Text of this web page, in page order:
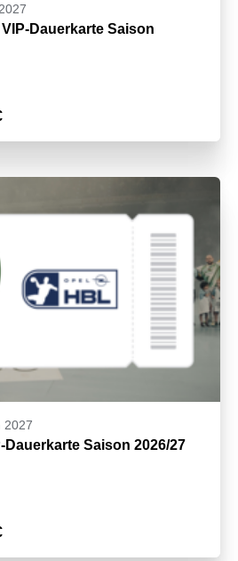
Dauerkarte Saison
2027
Dauerkarte Saison 2026/27